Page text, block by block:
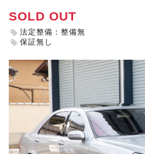
SOLD OUT
法定整備：整備無
保証無し